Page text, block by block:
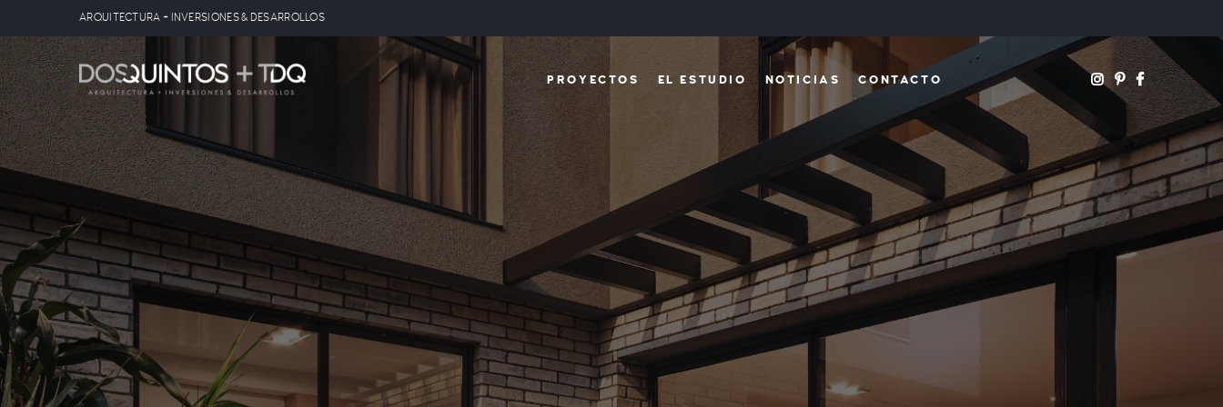
ARQUITECTURA + INVERSIONES & DESARROLLOS
PROYECTOS EL ESTUDIO NOTICIAS CONTACTO